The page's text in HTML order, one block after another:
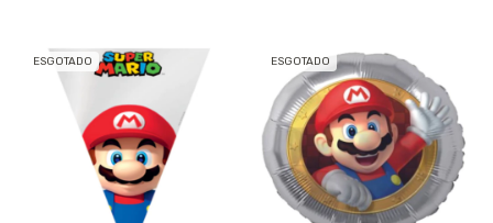
ESGOTADO ESGOTADO